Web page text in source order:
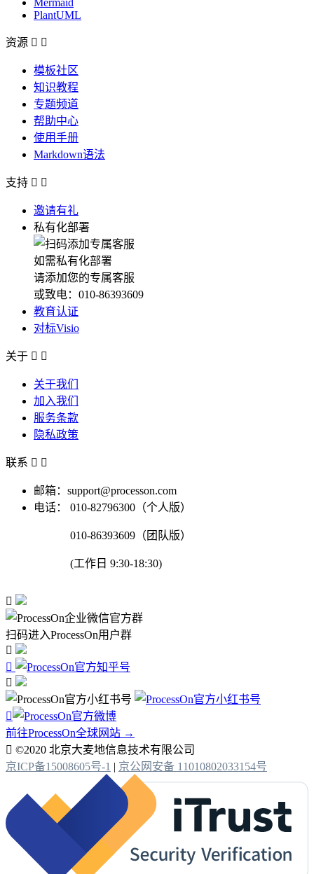
PlantUML
资源  
模板社区
知识教程
专题频道
帮助中心
使用手册
Markdown语法
支持  
邀请有礼
私有化部署
如需私有化部署
请添加您的专属客服
或致电：010-86393609
教育认证
对标Visio
关于  
关于我们
加入我们
服务条款
隐私政策
联系  
邮箱：support@processon.com
电话：
010-82796300（个人版）
010-86393609（团队版）
(工作日 9:30-18:30)

扫码进入ProcessOn用户群




前往ProcessOn全球网站 →
 ©2020 北京大麦地信息技术有限公司
京ICP备15008605号-1 | 京公网安备 11010802033154号